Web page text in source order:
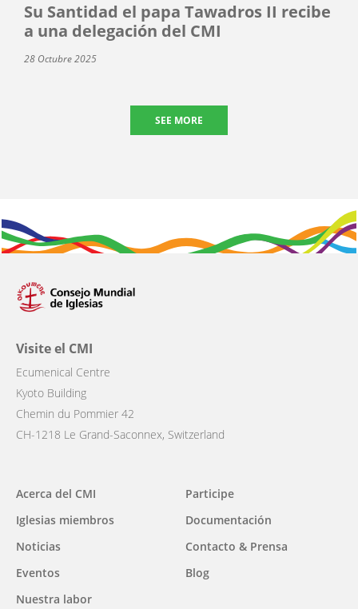
Su Santidad el papa Tawadros II recibe
a una delegación del CMI
28 Octubre 2025
SEE MORE
Visite el CMI
Ecumenical Centre
Kyoto Building
Chemin du Pommier 42
CH-1218 Le Grand-Saconnex, Switzerland
Main
navigation
Acerca del CMI
Iglesias miembros
Noticias
Eventos
Nuestra labor
Participe
Documentación
Contacto & Prensa
Blog